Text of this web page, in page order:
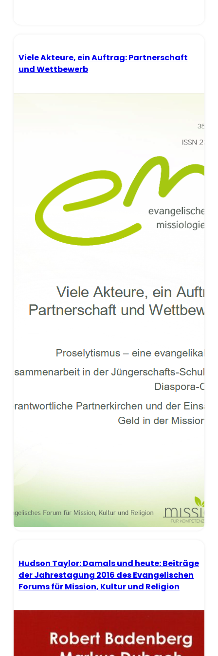
Viele Akteure, ein Auftrag: Partnerschaft
und Wettbewerb
Hudson Taylor: Damals und heute: Beiträge
der Jahrestagung 2016 des Evangelischen
Forums für Mission, Kultur und Religion